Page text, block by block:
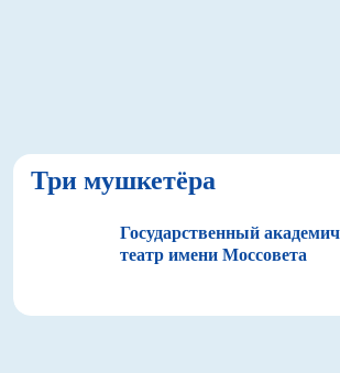
Три мушкетёра
Государственный
театр имени Моссовета